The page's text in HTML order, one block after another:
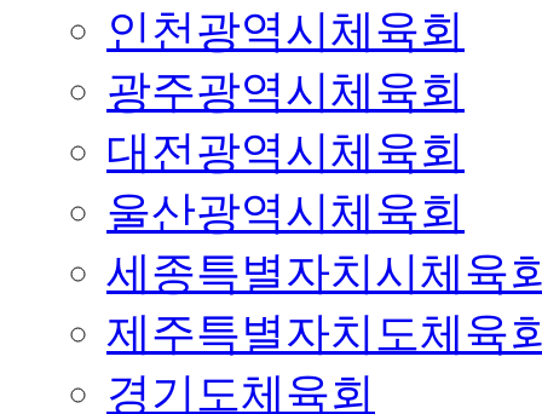
인천광역시체육회
광주광역시체육회
대전광역시체육회
울산광역시체육회
세종특별자치시체육
제주특별자치도체육
경기도체육회